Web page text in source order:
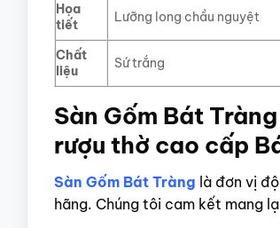
Họa
tiết
Lưỡng long chầu nguyệt
Chất
liệu
Sứ trắng
Sàn Gốm Bát
rượu thờ cao cấp
Sàn Gốm Bát Tràng là đơn vị
hãng. Chúng tôi cam kết mang